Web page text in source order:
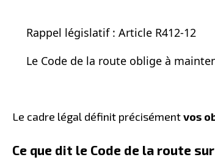
Rappel législatif : Article R412-12
Le Code de la route oblige à
Le cadre légal définit précisémentvos
Ce que dit le Code de la route